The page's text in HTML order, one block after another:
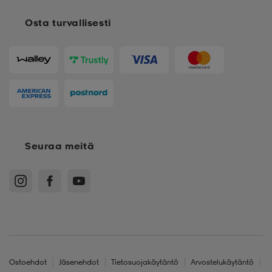
Osta turvallisesti
Seuraa meitä
Ostoehdot Jäsenehdot Tietosuojakäytäntö Arvostelukäytäntö